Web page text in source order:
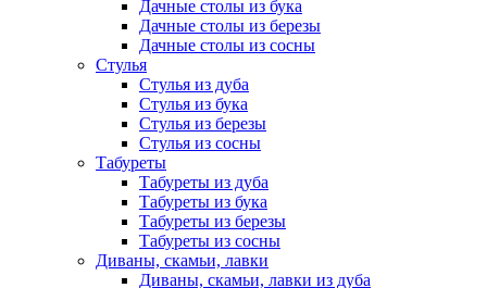
Дачные столы из бука
Дачные столы из березы
Дачные столы из сосны
Стулья
Стулья из дуба
Стулья из бука
Стулья из березы
Стулья из сосны
Табуреты
Табуреты из дуба
Табуреты из бука
Табуреты из березы
Табуреты из сосны
Диваны, скамьи, лавки
Диваны, скамьи, лавки из дуба